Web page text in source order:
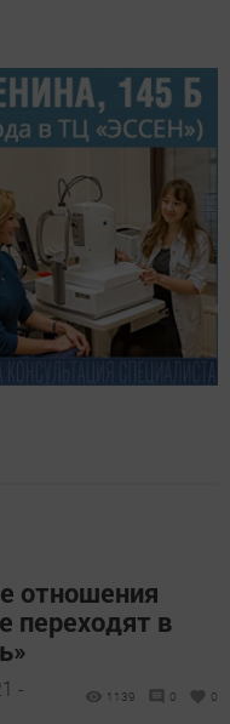
отношения
переходят в
-
1139 0 0